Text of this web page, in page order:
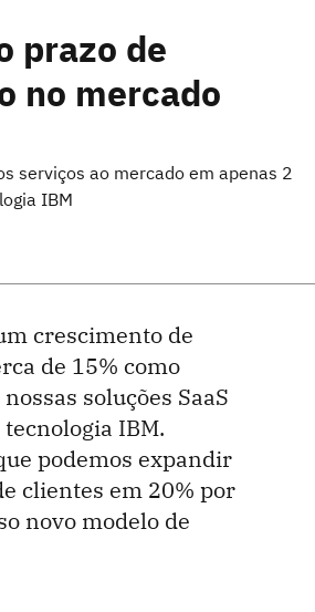
prazo de
no mercado
serviços ao mercado em apenas 2
IBM
crescimento de
de 15% como
soluções SaaS
IBM.
podemos expandir
clientes em 20% por
novo modelo de